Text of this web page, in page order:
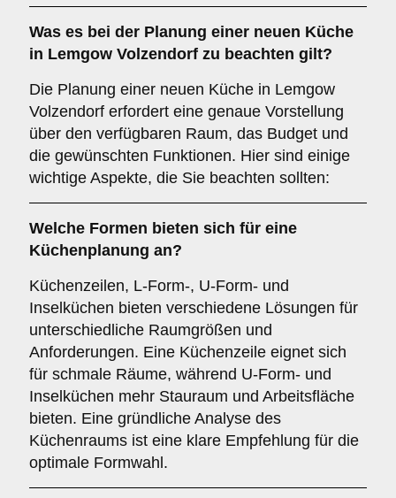
Was es bei der Planung einer neuen Küche
in Lemgow Volzendorf zu beachten gilt?
Die Planung einer neuen Küche in Lemgow
Volzendorf erfordert eine genaue Vorstellung
über den verfügbaren Raum, das Budget und
die gewünschten Funktionen. Hier sind einige
wichtige Aspekte, die Sie beachten sollten:
Welche Formen bieten sich für eine
Küchenplanung an?
Küchenzeilen, L-Form-, U-Form- und
Inselküchen bieten verschiedene Lösungen für
unterschiedliche Raumgrößen und
Anforderungen. Eine Küchenzeile eignet sich
für schmale Räume, während U-Form- und
Inselküchen mehr Stauraum und Arbeitsfläche
bieten. Eine gründliche Analyse des
Küchenraums ist eine klare Empfehlung für die
optimale Formwahl.